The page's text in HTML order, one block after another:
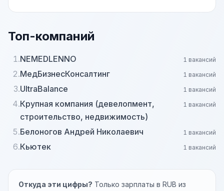
Топ-компаний
1.NEMEDLENNO 1 вакансий
2.МедБизнесКонсалтинг 1 вакансий
3.UltraBalance 1 вакансий
4.Крупная компания (девелопмент,
строительство, недвижимость)
1 вакансий
5.Белоногов Андрей Николаевич 1 вакансий
6.Кьютек 1 вакансий
Откуда эти цифры? Только зарплаты в RUB из